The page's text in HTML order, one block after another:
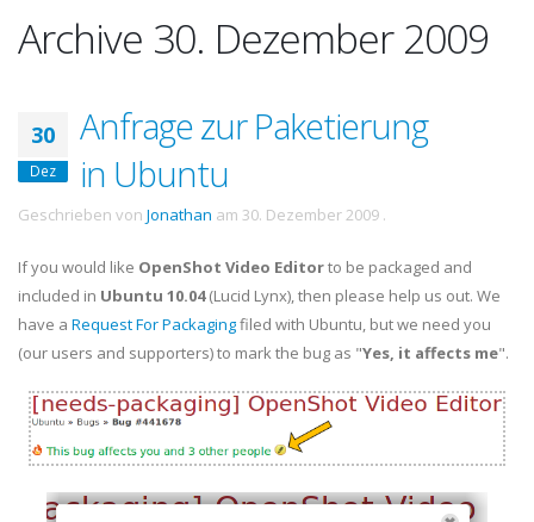
Archive 30. Dezember 2009
30
Dez
Anfrage zur Paketierung
in Ubuntu
Geschrieben von Jonathan am 30. Dezember 2009 .
If you would like OpenShot Video Editorto be packaged and
included in Ubuntu 10.04(Lucid Lynx), then please help us out. We
have a Request For Packagingfiled with Ubuntu, but we need you
(our users and supporters) to mark the bug as "Yes, it affects me".